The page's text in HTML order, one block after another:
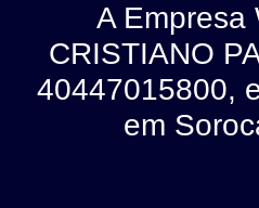
A Empresa
CRISTIANO
40447015800,
em